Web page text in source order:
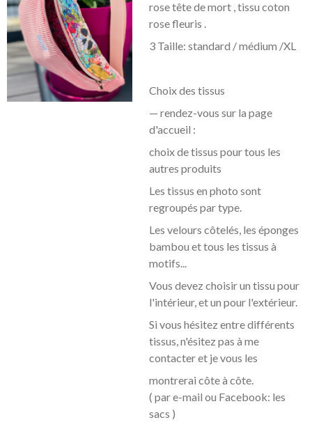
rose tête de mort , tissu coton
rose fleuris .
3 Taille: standard / médium /XL
Choix des tissus
— rendez-vous sur la page
d'accueil :
choix de tissus pour tous les
autres produits
Les tissus en photo sont
regroupés par type.
Les velours côtelés, les éponges
bambou et tous les tissus à
motifs...
Vous devez choisir un tissu pour
l'intérieur, et un pour l'extérieur.
Si vous hésitez entre différents
tissus, n'ésitez pas à me
contacter et je vous les
montrerai côte à côte.
( par e-mail ou Facebook: les
sacs )